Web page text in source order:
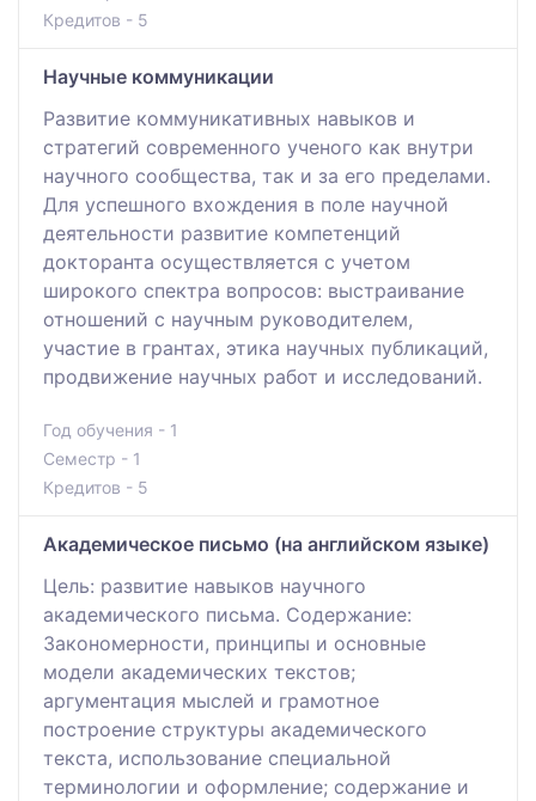
Кредитов - 5
Научные коммуникации
Развитие коммуникативных навыков и
стратегий современного ученого как внутри
научного сообщества, так и за его пределами.
Для успешного вхождения в поле научной
деятельности развитие компетенций
докторанта осуществляется с учетом
широкого спектра вопросов: выстраивание
отношений с научным руководителем,
участие в грантах, этика научных публикаций,
продвижение научных работ и исследований.
Год обучения - 1
Семестр - 1
Кредитов - 5
Академическое письмо (на английском языке)
Цель: развитие навыков научного
академического письма. Содержание:
Закономерности, принципы и основные
модели академических текстов;
аргументация мыслей и грамотное
построение структуры академического
текста, использование специальной
терминологии и оформление; содержание и